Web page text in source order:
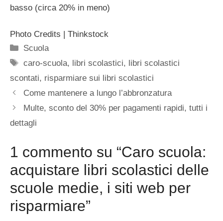
basso (circa 20% in meno)
Photo Credits | Thinkstock
Categorie
Scuola
Tag
caro-scuola, libri scolastici, libri scolastici
scontati, risparmiare sui libri scolastici
Come mantenere a lungo l’abbronzatura
Multe, sconto del 30% per pagamenti rapidi, tutti i
dettagli
1 commento su “Caro scuola:
acquistare libri scolastici delle
scuole medie, i siti web per
risparmiare”